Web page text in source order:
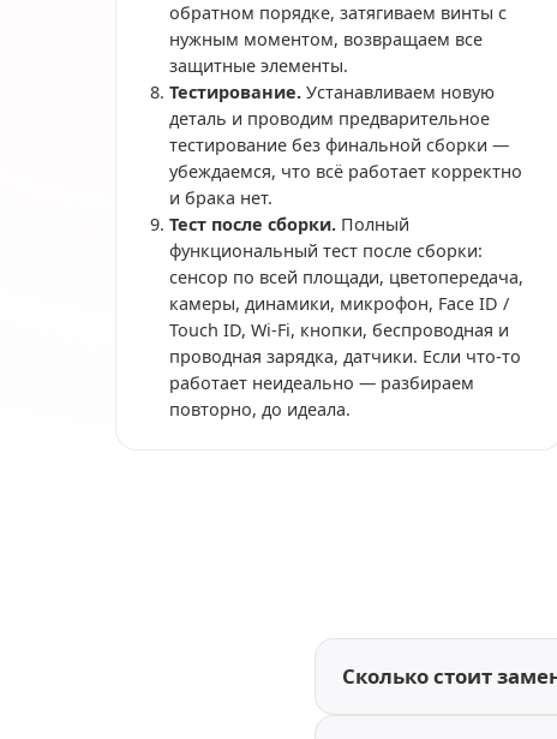
обратном порядке, затягиваем винты с
нужным моментом, возвращаем все
защитные элементы.
Тестирование. Устанавливаем новую
деталь и проводим предварительное
тестирование без финальной сборки —
убеждаемся, что всё работает корректно
и брака нет.
Тест после сборки. Полный
функциональный тест после сборки:
сенсор по всей площади, цветопередача,
камеры, динамики, микрофон, Face ID /
Touch ID, Wi-Fi, кнопки, беспроводная и
проводная зарядка, датчики. Если что-то
работает неидеально — разбираем
повторно, до идеала.
Сколько стоит